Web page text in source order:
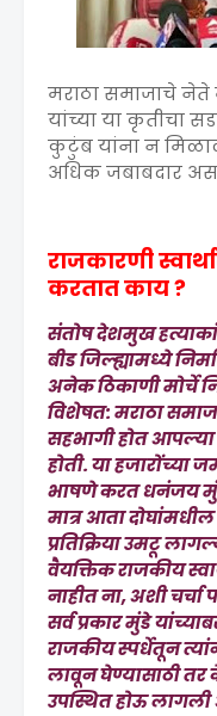
मराठा समाजाचे
यांच्या या कृतीचा
कुटुंब यांना न
अधिक जबाबदार
राजकारणी
करतात काय ?
संतोष देशमुख
बीड जिल्ह्यामध्ये
अनेक ठिकाणी मोर्चे
विशेषत: मराठा
सहभागी होत
होती. या
भाषणे करत धनंजय
मात्र आता
प्रतिक्रिया उमटू
वैयक्तिक राजकीय
नाहीत ना, अशी
सर्व प्रकार मुंडे
राजकीय स्पर्धेतून
लावून घेण्यासाठी
उपस्थित होऊ